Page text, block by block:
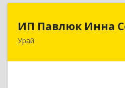
ИП Павлюк Инна
Урай
628284, Ханты-